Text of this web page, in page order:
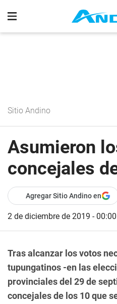
Sitio Andino
Asumieron
concejales
Agregar Sitio Andino en
2 de diciembre de 2019 - 00:00
Tras alcanzar los votos
tupungatinos -en las
provinciales del 29 de
concejales de los 10 que